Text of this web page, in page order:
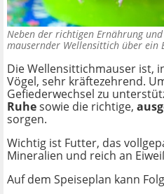
Neben der richtigen Ernährung
mausernder Wellensittich über
Die Wellensittichmauser ist,
Vögel, sehr kräftezehrend.
Gefiederwechsel zu
Ruhesowie die richtige,
sorgen.
Wichtig ist Futter, das
Mineralien und reich an
Auf dem Speiseplan kann